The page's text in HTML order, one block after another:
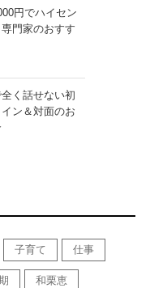
円でハイセン
門家のおすす
全く話せない初
ン＆対面のお
子育て 仕事
和栗恵